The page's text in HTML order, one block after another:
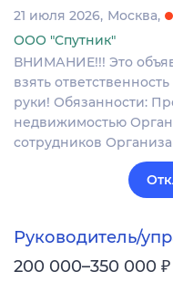
21 июля 2026 Москва
ООО "Спутник"
ВНИМАНИЕ!!! Это
взять
руки! Обязанности:
недвижимостью
сотрудников
Руководитель/
200 000–350 000 ₽